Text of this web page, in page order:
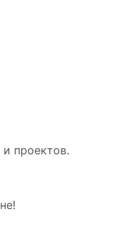
проектов.